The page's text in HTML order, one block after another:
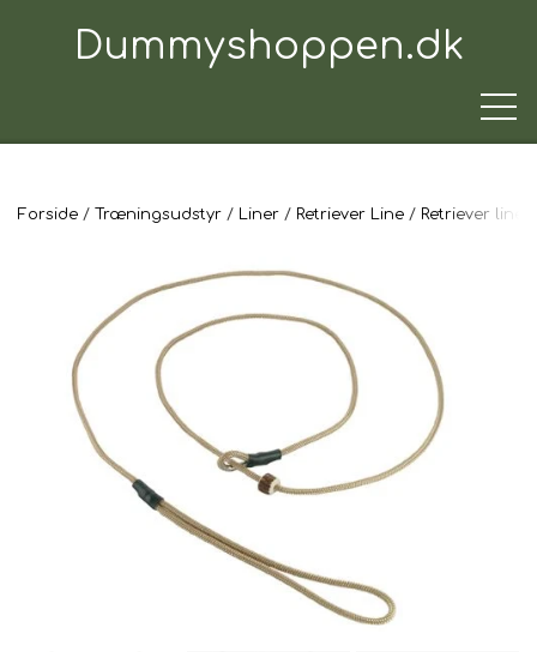
Dummyshoppen.dk
TRÆNINGSUDSTYR
TIL HUNDEN
TIL HUNDEFØREREN
TIL BILEN
FODER & FODER
Forside Træningsudstyr Liner Retriever Line Retriever line